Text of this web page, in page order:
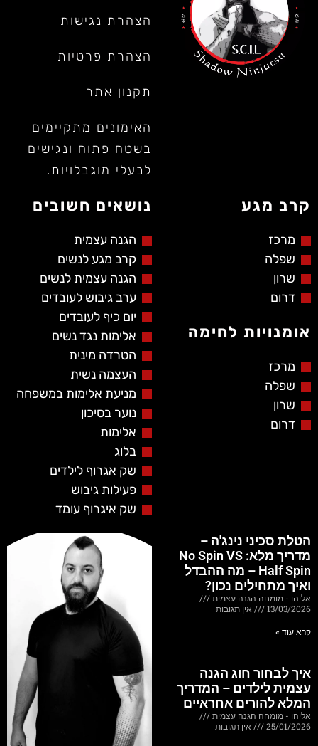
הצהרת נגישות
הצהרת פרטיות
תקנון אתר
האימונים מתקיימים
בשטח פתוח ונגישים
לבעלי מוגבלויות.
קרב מגע
מרכז
שפלה
שרון
דרום
אומנויות לחימה
מרכז
שפלה
שרון
דרום
נושאים חשובים
הגנה עצמית
קרב מגע לנשים
הגנה עצמית לנשים
ערב גיבוש לעובדים
יום כיף לעובדים
אלימות נגד נשים
הטרדה מינית
העצמה נשית
מניעת אלימות במשפחה
נוער בסיכון
אלימות
בלוג
שק אגרוף לילדים
פעילות גיבוש
שק איגרוף עומד
הטלת סכיני נינג'ה –
מדריך מלא: No Spin VS
Half Spin – מה ההבדל
ואיך מתחילים נכון?
אליהו - מומחה הגנה עצמית
13/03/2026
אין תגובות
קרא עוד »
איך לבחור חוג הגנה
עצמית לילדים – המדריך
המלא להורים אחראיים
אליהו - מומחה הגנה עצמית
25/01/2026
אין תגובות